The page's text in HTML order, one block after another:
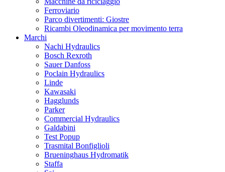
Ferroviario
Parco divertimenti: Giostre
Ricambi Oleodinamica per movimento terra
Marchi
Nachi Hydraulics
Bosch Rexroth
Sauer Danfoss
Poclain Hydraulics
Linde
Kawasaki
Hagglunds
Parker
Commercial Hydraulics
Galdabini
Test Popup
Trasmital Bonfiglioli
Brueninghaus Hydromatik
Staffa